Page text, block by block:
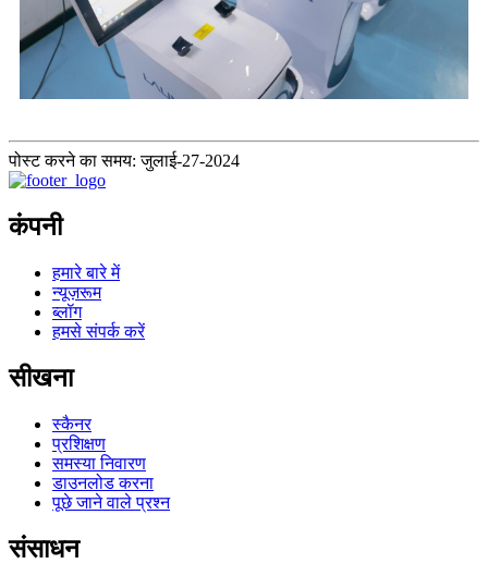
पोस्ट करने का समय: जुलाई-27-2024
कंपनी
हमारे बारे में
न्यूज़रूम
ब्लॉग
हमसे संपर्क करें
सीखना
स्कैनर
प्रशिक्षण
समस्या निवारण
डाउनलोड करना
पूछे जाने वाले प्रश्न
संसाधन